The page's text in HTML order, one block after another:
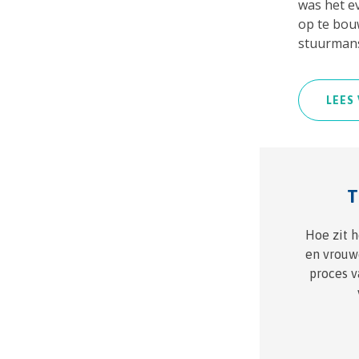
was het
op te
Hoe zit
en
proces